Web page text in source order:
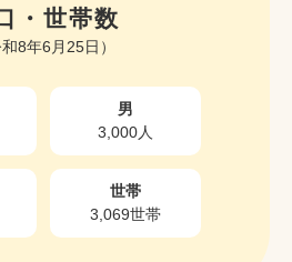
・世帯数
和8年6月25日）
男
3,000人
世帯
3,069世帯